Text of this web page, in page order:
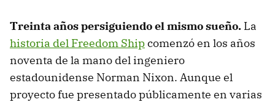
Treinta años persiguiendo el mismo sueño. La
historia del Freedom Shipcomenzó en los años
noventa de la mano del ingeniero
estadounidense Norman Nixon. Aunque el
proyecto fue presentado públicamente en varias